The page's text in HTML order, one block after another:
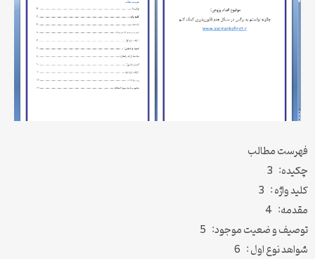
فهرست مطالب
چکیده: 3
کلید واژه : 3
مقدمه: 4
توصیف و ضعیت موجود: 5
شواهد نوع اول : 6